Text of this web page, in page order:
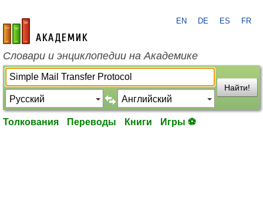
academic.ru
EN DE ES FR
Словари и энциклопедии на Академике
Найти!
Толкования Переводы Книги Игры ⚽